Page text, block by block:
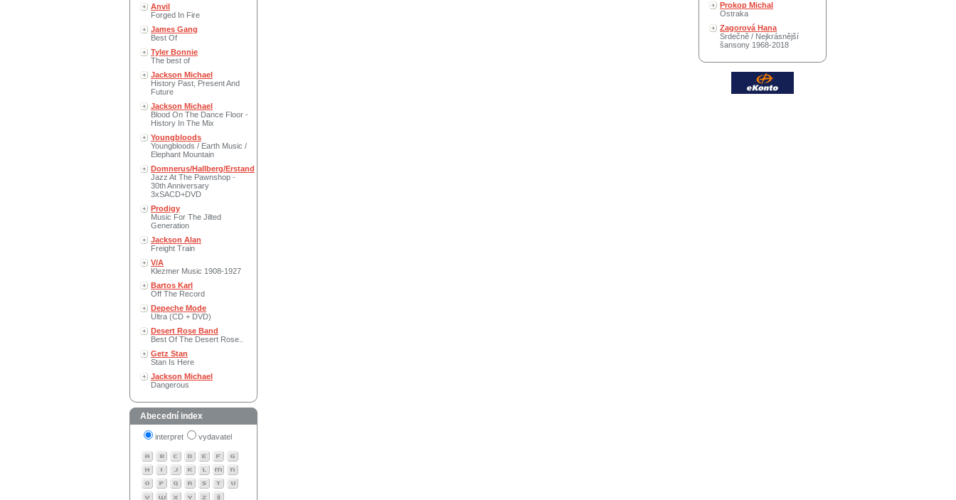
Anvil
Forged In Fire
James Gang
Best Of
Tyler Bonnie
The best of
Jackson Michael
History Past, Present And
Future
Jackson Michael
Blood On The Dance Floor -
History In The Mix
Youngbloods
Youngbloods / Earth Music /
Elephant Mountain
Domnerus/Hallberg/Erstand
Jazz At The Pawnshop -
30th Anniversary
3xSACD+DVD
Prodigy
Music For The Jilted
Generation
Jackson Alan
Freight Train
V/A
Klezmer Music 1908-1927
Bartos Karl
Off The Record
Depeche Mode
Ultra (CD + DVD)
Desert Rose Band
Best Of The Desert Rose..
Getz Stan
Stan Is Here
Jackson Michael
Dangerous
Abecední index
interpret vydavatel
Prokop Michal
Ostraka
Zagorová Hana
Srdečně / Nejkrásnější
šansony 1968-2018